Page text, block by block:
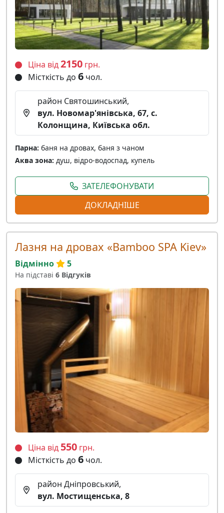
Ціна від2150 грн.
Місткість до 6 чол.
район Святошинський,
вул. Новомар'янівська, 67, с.
Колонщина, Київська обл.
Парна: баня на дровах, баня з чаном
Аква зона: душ, відро-водоспад, купель
ЗАТЕЛЕФОНУВАТИ
ДОКЛАДНІШЕ
Лазня на дровах «Bamboo SPA Kiev»
Відмінно 5
На підставі 6 Відгуків
Ціна від 550 грн.
Місткість до 6 чол.
район Дніпровський,
вул. Мостищенська, 8